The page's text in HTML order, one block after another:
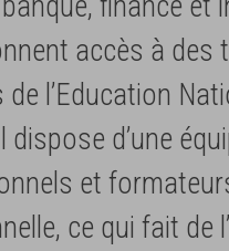
accès à
de l’Education
dispose d’une
et
ce qui fait de